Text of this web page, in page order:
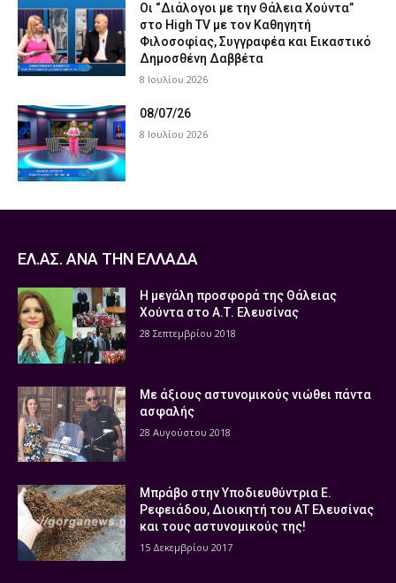
Οι “Διάλογοι με την Θάλεια Χούντα”
στο High TV με τον Καθηγητή
Φιλοσοφίας, Συγγραφέα και Εικαστικό
Δημοσθένη Δαββέτα
8 Ιουλίου 2026
08/07/26
8 Ιουλίου 2026
ΕΛ.ΑΣ. ΑΝΑ ΤΗΝ ΕΛΛΑΔΑ
Η μεγάλη προσφορά της Θάλειας
Χούντα στο Α.Τ. Ελευσίνας
28 Σεπτεμβρίου 2018
Με άξιους αστυνομικούς νιώθει πάντα
ασφαλής
28 Αυγούστου 2018
Μπράβο στην Υποδιευθύντρια Ε.
Ρεφειάδου, Διοικητή του ΑΤ Ελευσίνας
και τους αστυνομικούς της!
15 Δεκεμβρίου 2017